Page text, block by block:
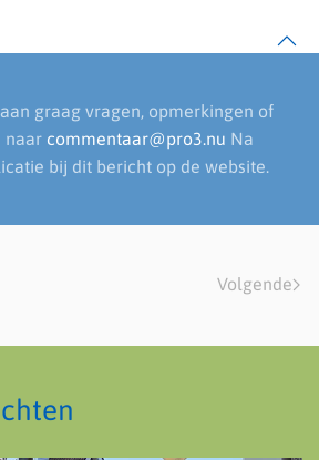
graag vragen, opmerkingen of
naar commentaar@pro3.nu Na
bij dit bericht op de website.
Volgende